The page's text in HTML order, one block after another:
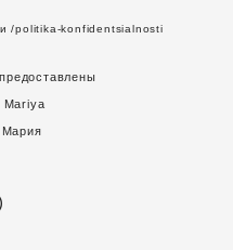
/politika-konfidentsialnosti
Mariya
Мария